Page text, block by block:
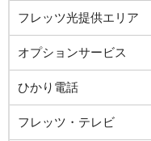
フレッツ光提供エリア
オプションサービス
ひかり電話
フレッツ・テレビ